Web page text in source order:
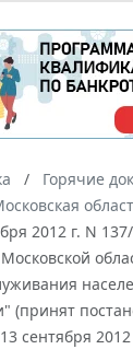
Горячие
2012 г. N
(принят
сентября